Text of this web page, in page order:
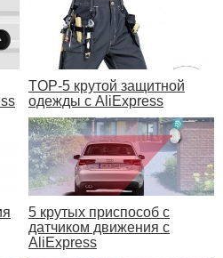
TOP-5 крутой защитной
одежды с AliExpress
5 крутых приспособ с
датчиком движения с
AliExpress